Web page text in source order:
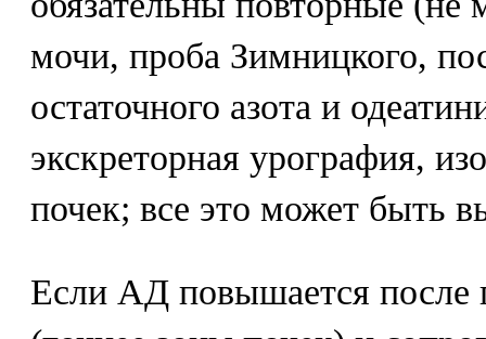
мочи, проба Зимницкого,
остаточного азота и
экскреторная урография,
почек; все это может быть
Если АД повышается после